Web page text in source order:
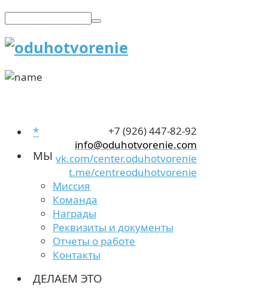
+7 (926) 447-82-92
info@oduhotvorenie.com
vk.com/center.oduhotvorenie
t.me/centreoduhotvorenie
*
МЫ
Миссия
Команда
Награды
Реквизиты и документы
Отчеты о работе
Контакты
ДЕЛАЕМ ЭТО